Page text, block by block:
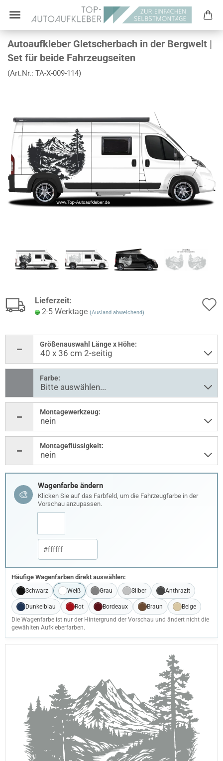
Autoaufkleber Gletscherbach in der Bergwelt |
Set für beide Fahrzeugseiten
(Art.Nr.: TA-X-009-114)
Lieferzeit:
2-5 Werktage (Ausland abweichend)
Größenauswahl Länge x Höhe:
Farbe:
Montagewerkzeug:
Montageflüssigkeit:
🎨
Wagenfarbe ändern
Klicken Sie auf das Farbfeld, um die Fahrzeugfarbe in der
Vorschau anzupassen.
Häufige Wagenfarben direkt auswählen:
Schwarz Weiß Grau Silber Anthrazit
Dunkelblau Rot Bordeaux Braun
Beige
Die Wagenfarbe ist nur der Hintergrund der Vorschau und ändert nicht die
gewählten Aufkleberfarben.